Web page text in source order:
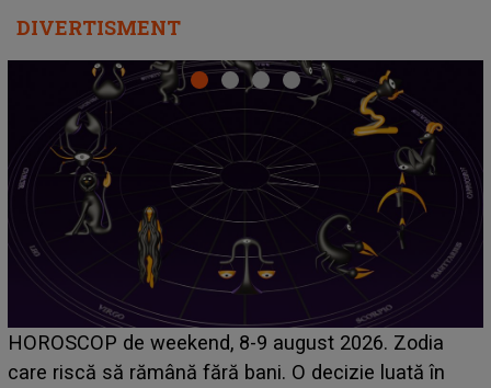
DIVERTISMENT
Emanuel a ținut ACEST DETALIU ASCUNS până
acum! În fața Alexandrei, concurentul din Casa Iubirii